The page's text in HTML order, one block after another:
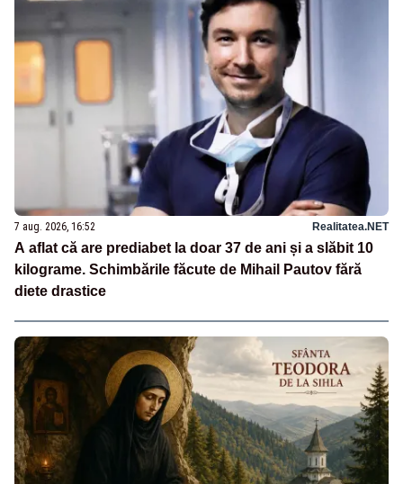
7 aug. 2026, 16:52 Realitatea.NET
A aflat că are prediabet la doar 37 de ani și a slăbit 10
kilograme. Schimbările făcute de Mihail Pautov fără
diete drastice